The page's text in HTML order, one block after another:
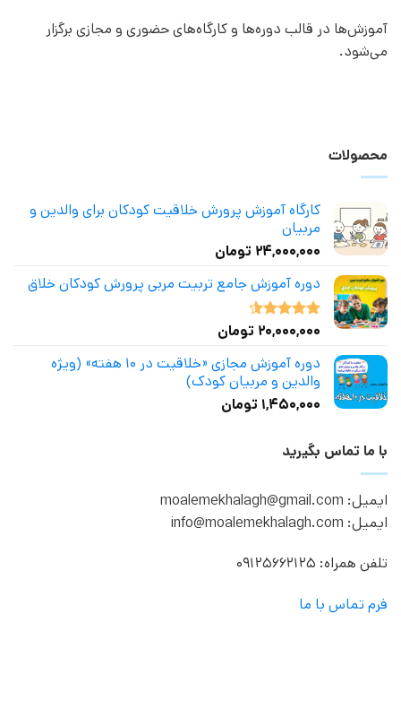
آموزش‌ها در قالب دوره‌ها و کارگاه‌های حضوری و مجازی برگزار
می‌شود.
محصولات
کارگاه آموزش پرورش خلاقیت کودکان برای والدین و
مربیان
۲۴,۰۰۰,۰۰۰ تومان
دوره آموزش جامع تربیت مربی پرورش کودکان خلاق
نمره4.50
۲۰,۰۰۰,۰۰۰ تومان
دوره آموزش مجازی «خلاقیت در ۱۰ هفته» (ویژه
والدین و مربیان کودک)
۱,۴۵۰,۰۰۰ تومان
با ما تماس بگیرید
ایمیل: moalemekhalagh@gmail.com
ایمیل: info@moalemekhalagh.com
تلفن همراه: 09125662125
فرم تماس با ما